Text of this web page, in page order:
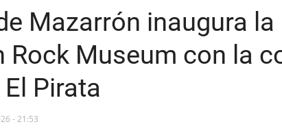
Mazarrón inaugura la
Rock Museum con la
Pirata
- 21:53